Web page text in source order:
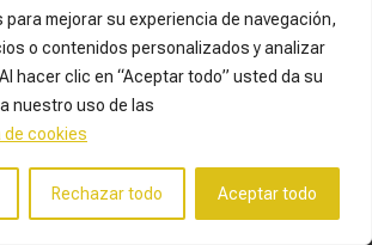
para mejorar su experiencia de navegación,
o contenidos personalizados y analizar
hacer clic en “Aceptar todo” usted da su
nuestro uso de las
de cookies
Rechazar todo Aceptar todo
para ofrecerte la mejor experiencia en
sobre qué cookies utilizamos o